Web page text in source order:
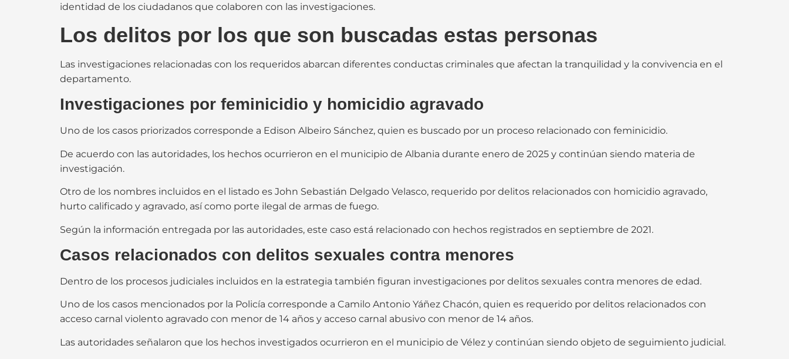
identidad de los ciudadanos que colaboren con las investigaciones.
Los delitos por los que son buscadas estas personas
Las investigaciones relacionadas con los requeridos abarcan diferentes conductas criminales que afectan la tranquilidad y la convivencia en el
departamento.
Investigaciones por feminicidio y homicidio agravado
Uno de los casos priorizados corresponde a Edison Albeiro Sánchez, quien es buscado por un proceso relacionado con feminicidio.
De acuerdo con las autoridades, los hechos ocurrieron en el municipio de Albania durante enero de 2025 y continúan siendo materia de
investigación.
Otro de los nombres incluidos en el listado es John Sebastián Delgado Velasco, requerido por delitos relacionados con homicidio agravado,
hurto calificado y agravado, así como porte ilegal de armas de fuego.
Según la información entregada por las autoridades, este caso está relacionado con hechos registrados en septiembre de 2021.
Casos relacionados con delitos sexuales contra menores
Dentro de los procesos judiciales incluidos en la estrategia también figuran investigaciones por delitos sexuales contra menores de edad.
Uno de los casos mencionados por la Policía corresponde a Camilo Antonio Yáñez Chacón, quien es requerido por delitos relacionados con
acceso carnal violento agravado con menor de 14 años y acceso carnal abusivo con menor de 14 años.
Las autoridades señalaron que los hechos investigados ocurrieron en el municipio de Vélez y continúan siendo objeto de seguimiento judicial.